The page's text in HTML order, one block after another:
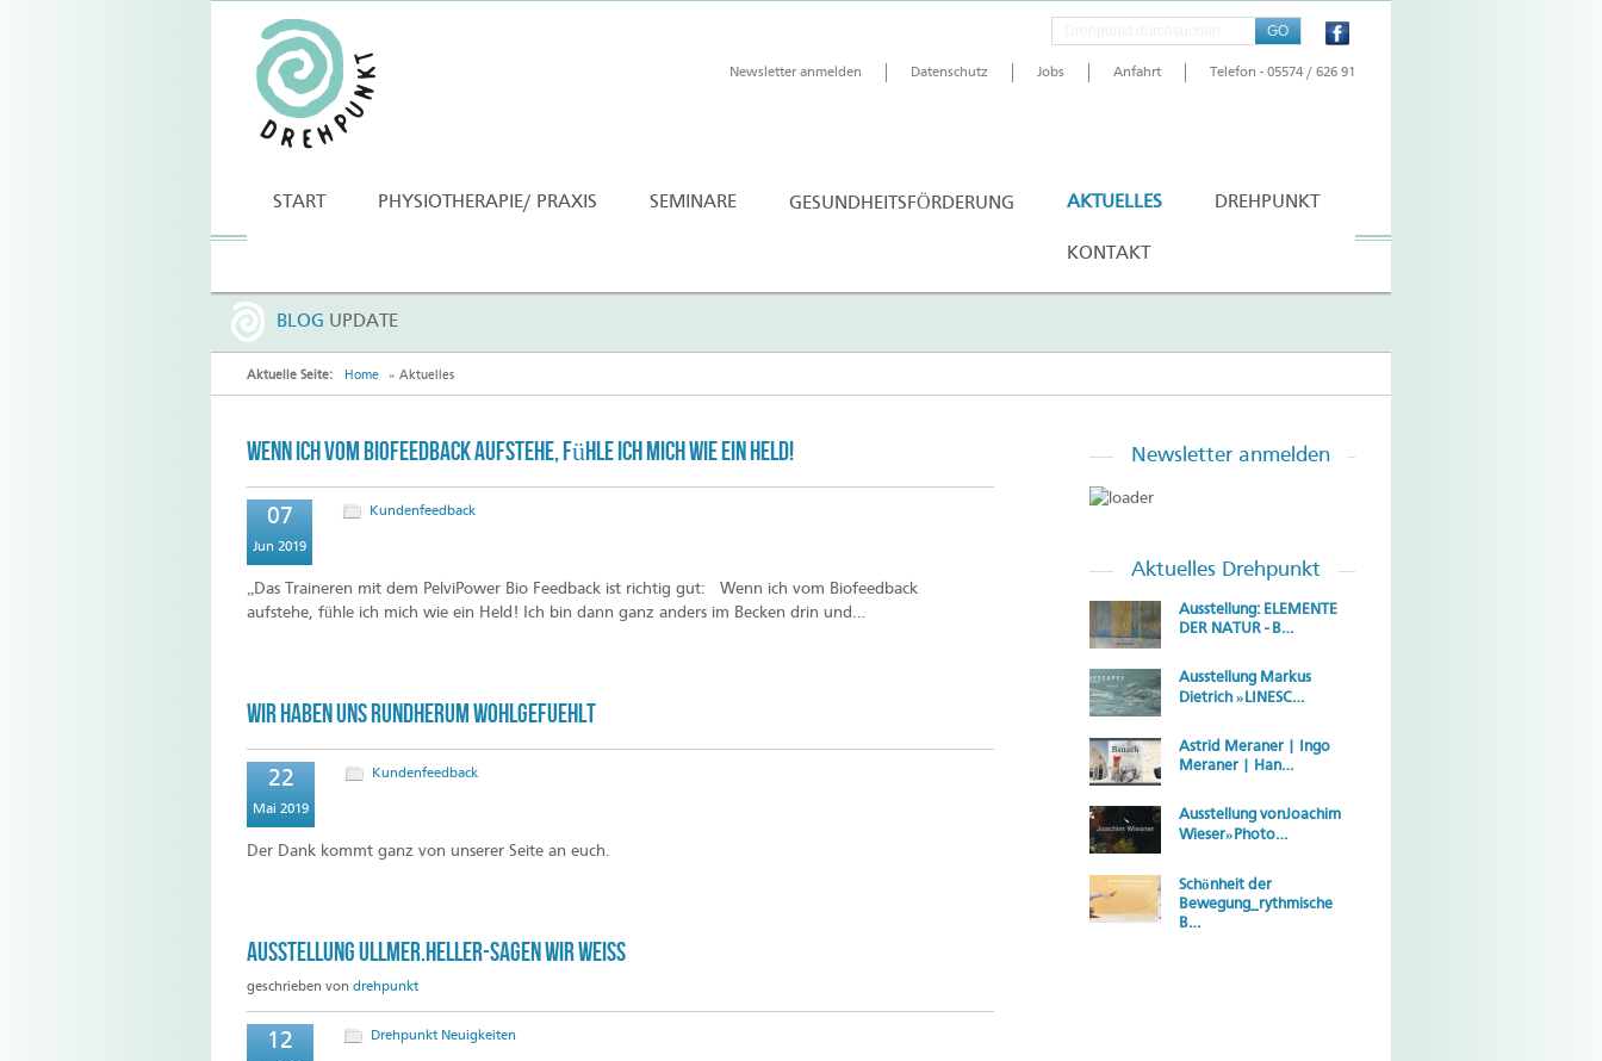
Newsletter anmelden Datenschutz Jobs Anfahrt Telefon - 05574 / 626 91
START PHYSIOTHERAPIE/ PRAXIS SEMINARE GESUNDHEITSFÖRDERUNG AKTUELLES DREHPUNKT
KONTAKT
BLOG UPDATE
Aktuelle Seite: Home » Aktuelles
Wenn ich vom Biofeedback aufstehe, fühle ich mich wie ein Held!
07
Jun 2019
Kundenfeedback
„Das Traineren mit dem PelviPower Bio Feedback ist richtig gut: Wenn ich vom Biofeedback
aufstehe, fühle ich mich wie ein Held! Ich bin dann ganz anders im Becken drin und…
Wir haben uns rundherum Wohlgefuehlt
22
Mai 2019
Kundenfeedback
Der Dank kommt ganz von unserer Seite an euch.
Ausstellung ullmer.heller-sagen wir weiss
geschrieben von drehpunkt
12 Drehpunkt Neuigkeiten
Newsletteranmelden
AktuellesDrehpunkt
Ausstellung: ELEMENTE
DER NATUR - B…
Ausstellung Markus
Dietrich »LINESC…
Astrid Meraner | Ingo
Meraner | Han…
Ausstellung vonJoachim
Wieser»Photo…
Schönheit der
Bewegung_rythmische
B…